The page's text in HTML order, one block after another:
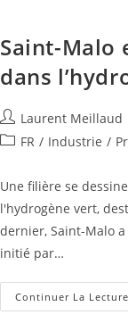
Saint-Malo
dans
Laurent Meillaud
FR / Industrie /
Une filière se
l'hydrogène vert,
dernier, Saint-Malo
initié par…
Continuer La Lecture